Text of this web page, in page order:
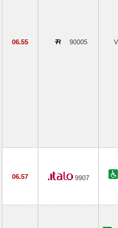
06.55 90005
06.57 9907